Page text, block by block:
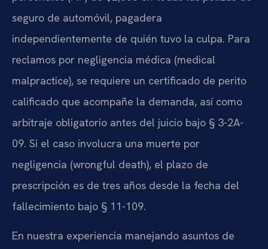
seguro de automóvil, pagadera
independientemente de quién tuvo la culpa. Para
reclamos por negligencia médica (medical
malpractice), se requiere un certificado de perito
calificado que acompañe la demanda, así como
arbitraje obligatorio antes del juicio bajo § 3-2A-
09. Si el caso involucra una muerte por
negligencia (wrongful death), el plazo de
prescripción es de tres años desde la fecha del
fallecimiento bajo § 11-109.
En nuestra experiencia manejando asuntos de